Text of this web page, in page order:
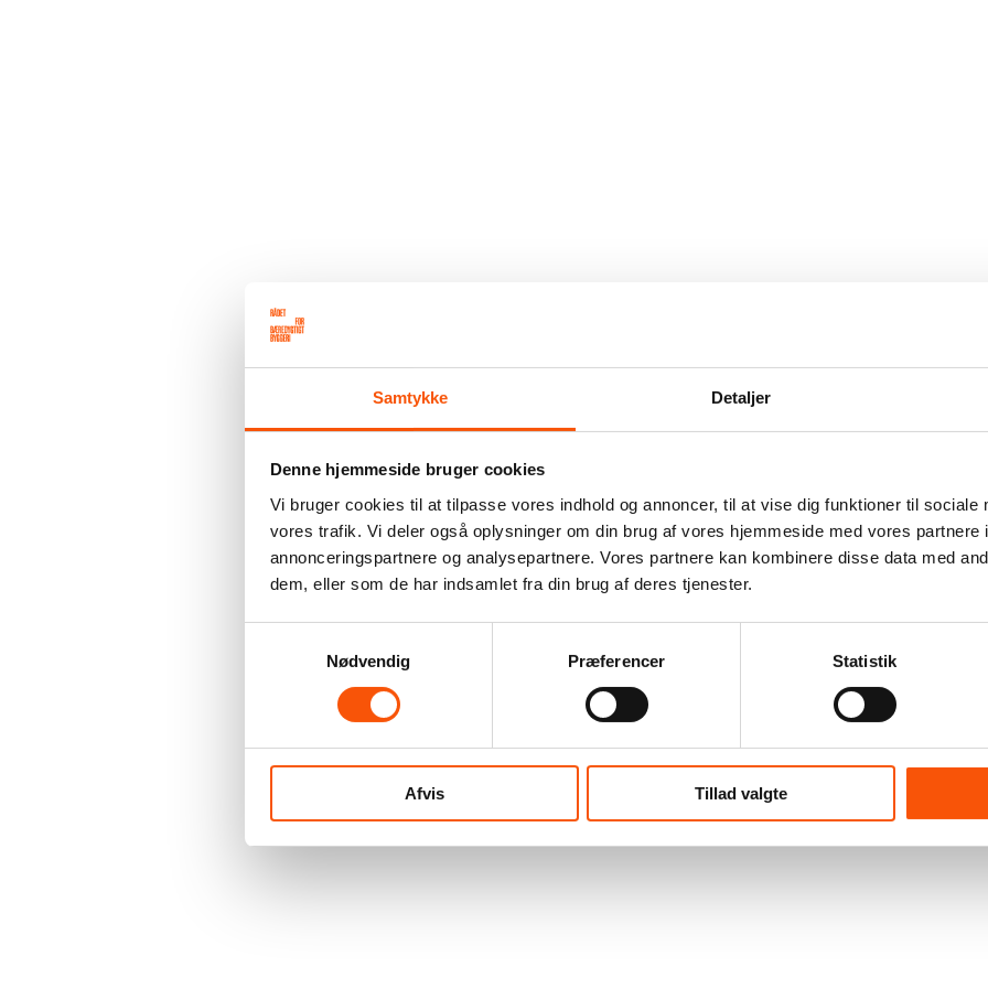
Samtykke Detaljer
Denne hjemmeside bruger cookies
Vi bruger cookies til at tilpasse vores indhold og annoncer, til at vise dig funktioner til sociale
vores trafik. Vi deler også oplysninger om din brug af vores hjemmeside med vores partnere
annonceringspartnere og analysepartnere. Vores partnere kan kombinere disse data med
dem, eller som de har indsamlet fra din brug af deres tjenester.
Nødvendig
Præferencer Statistik
Afvis Tillad valgte